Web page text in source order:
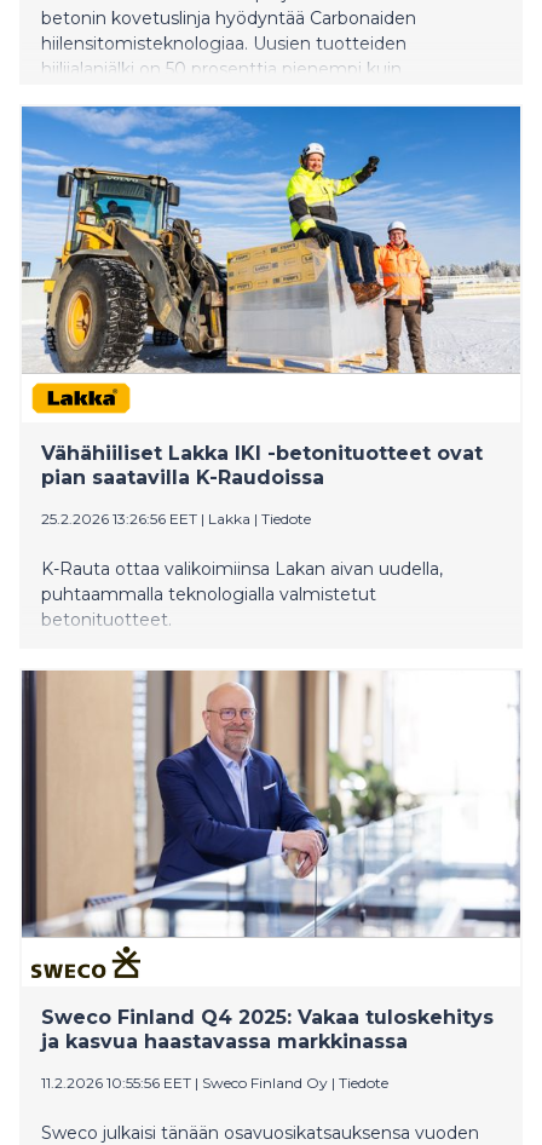
betonin kovetuslinja hyödyntää Carbonaiden
hiilensitomisteknologiaa. Uusien tuotteiden
hiilijalanjälki on 50 prosenttia pienempi kuin
Vähähiiliset Lakka IKI -betonituotteet ovat
pian saatavilla K-Raudoissa
25.2.2026 13:26:56 EET | Lakka | Tiedote
K-Rauta ottaa valikoimiinsa Lakan aivan uudella,
puhtaammalla teknologialla valmistetut
betonituotteet.
Sweco Finland Q4 2025: Vakaa tuloskehitys
ja kasvua haastavassa markkinassa
11.2.2026 10:55:56 EET | Sweco Finland Oy | Tiedote
Sweco julkaisi tänään osavuosikatsauksensa vuoden